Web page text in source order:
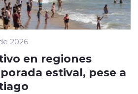
2026
en regiones
estival, pese a